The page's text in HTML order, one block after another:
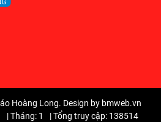
Hoàng Long. Design by bmweb.vn
|Tháng: 1 |Tổng truy cập: 138514